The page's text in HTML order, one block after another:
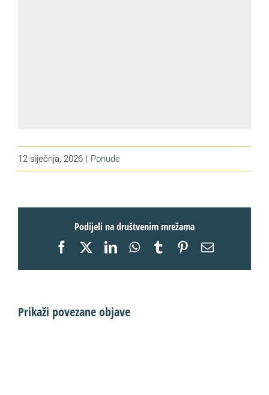
12 siječnja, 2026 | Ponude
Podijeli na društvenim mrežama
FacebookLinkedInWhatsApp
TumblrPinterestEmail:
Prikaži povezane objave